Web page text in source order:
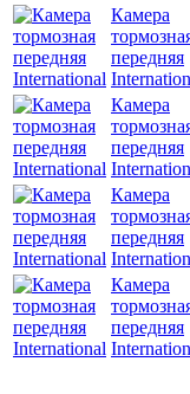
Камера
передняя
Камера
передняя
Камера
передняя
Камера
передняя